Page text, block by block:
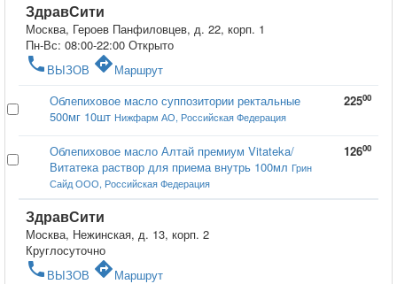
ЗдравСити
Москва, Героев Панфиловцев, д. 22, корп. 1
Пн-Вс: 08:00-22:00 Открыто
phone ВЫЗОВ directionsМаршрут
Облепиховое масло суппозитории ректальные
500мг 10шт Нижфарм АО, Российская Федерация
22500
Облепиховое масло Алтай премиум Vitateka/
Витатека раствор для приема внутрь 100мл Грин
Сайд ООО, Российская Федерация
12600
ЗдравСити
Москва, Нежинская, д. 13, корп. 2
Круглосуточно
phone ВЫЗОВ directionsМаршрут